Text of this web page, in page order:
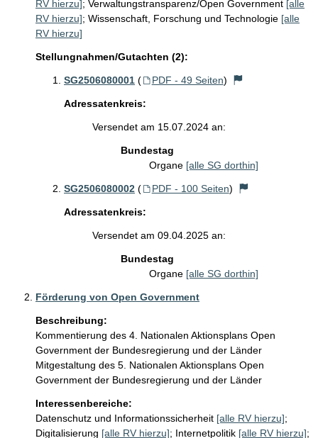
RV hierzu]; Verwaltungstransparenz/Open Government [alle
RV hierzu]; Wissenschaft, Forschung und Technologie [alle
RV hierzu]
Stellungnahmen/Gutachten (2):
SG2506080001 ( PDF - 49 Seiten)
Adressatenkreis:
Versendet am 15.07.2024 an:
Bundestag
Organe [alle SG dorthin]
SG2506080002 ( PDF - 100 Seiten)
Adressatenkreis:
Versendet am 09.04.2025 an:
Bundestag
Organe [alle SG dorthin]
Förderung von Open Government
Beschreibung:
Kommentierung des 4. Nationalen Aktionsplans Open
Government der Bundesregierung und der Länder
Mitgestaltung des 5. Nationalen Aktionsplans Open
Interessenbereiche:
Datenschutz und Informationssicherheit [alle RV hierzu];
Digitalisierung [alle RV hierzu]; Internetpolitik [alle RV hierzu];